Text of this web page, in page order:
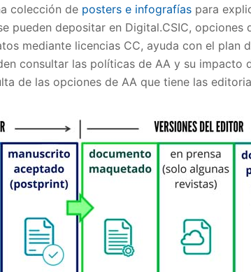
colección de posters e infografías para
pueden depositar en Digital.CSIC, opciones
mediante licencias CC, ayuda con el plan
consultar las políticas de AA y su impacto
de las opciones de AA que tiene las